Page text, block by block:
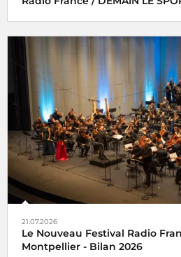
21.07.2026
Le Nouveau Festival Radio
Montpellier - Bilan 2026